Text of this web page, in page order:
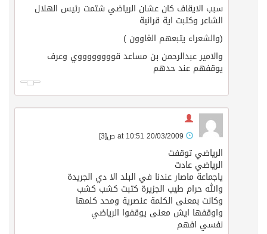
سبب الايقاف كان عشان الرياضي شتمت رئيس الهلال
الشاعر وكتبت اية قرانية
(والشعراء يتبعهم الغاوون )
والامير عبدالرحمن بن مساعد قووووووووي وعرف
يوقفهم عند حدهم
[3]
الرياضي توقفت
الرياضي عادت
ياجماعة ماصار عندنا في البلد الا دي الجريدة
والله حرام طيب الجزيرة كتبت كشب كشب
وكانت بمعنى الكلمة عنصرية ومحد كلمها
واوقفها ايش معنى يوقفوا الرياضي
نفسي افهم